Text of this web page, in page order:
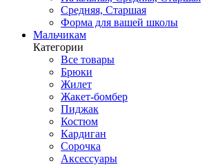
Средняя, Старшая
Форма для вашей школы
Мальчикам
Категории
Все товары
Брюки
Жилет
Жакет-бомбер
Пиджак
Костюм
Кардиган
Сорочка
Аксессуары